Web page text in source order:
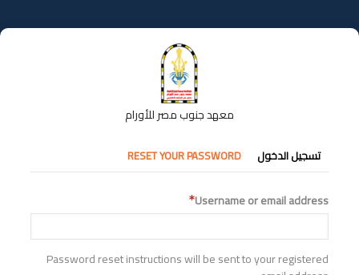
إلى
المحتوى
معهد جنوب مصر للأورام
التبويبات
الأساسية
تسجيل الدخول RESET YOUR PASSWORD
Username or email address
Password reset instructions will be sent to your registered